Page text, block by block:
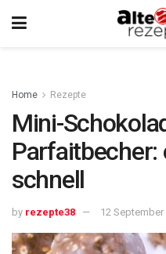
Home Rezepte
Mini-
Parfaitbecher:
schnell
by rezepte38 12 September